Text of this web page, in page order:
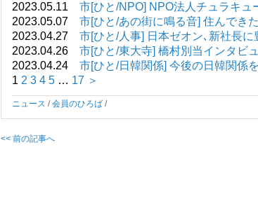
2023.05.11 市[ひと/NPO] NPO法人チュラキ
2023.05.07 市[ひと/あの街に鳴る音] 住んでき
2023.04.27 市[ひと/人事] 日本ゼオン､新社長
2023.04.26 市[ひと/東大寺] 橋村別当インタビ
2023.04.24 市[ひと/日韓関係] 今後の日韓関係
1 2 3 4 5 … 17 ＞
ニュース /会員のひろば /
<< 前の記事へ